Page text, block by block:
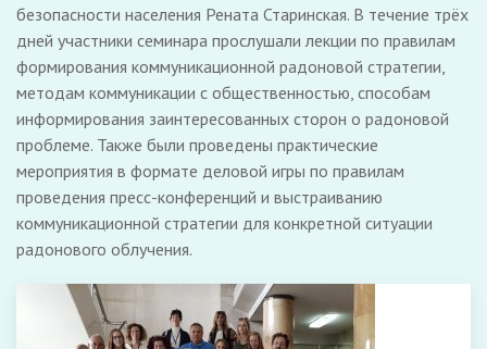
безопасности населения Рената Старинская. В течение трёх
дней участники семинара прослушали лекции по правилам
формирования коммуникационной радоновой стратегии,
методам коммуникации с общественностью, способам
информирования заинтересованных сторон о радоновой
проблеме. Также были проведены практические
мероприятия в формате деловой игры по правилам
проведения пресс-конференций и выстраиванию
коммуникационной стратегии для конкретной ситуации
радонового облучения.